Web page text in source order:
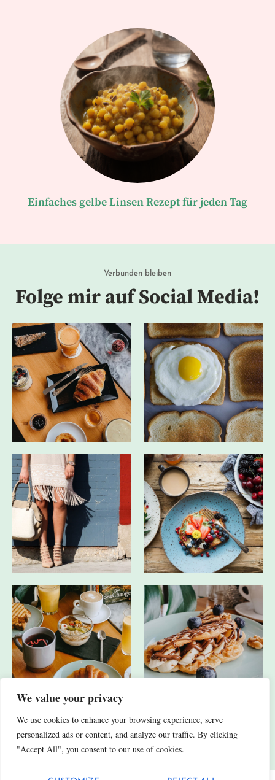
We value your privacy
We use cookies to enhance your browsing experience, serve
personalized ads or content, and analyze our traffic. By clicking
"Accept All", you consent to our use of cookies.
Einfaches gelbe Linsen Rezept für jeden Tag
Verbunden bleiben
Folge mir auf Social Media!
JA, ICH HABE AUCH ANDERE SOCIAL-MEDIA-KANÄLE.